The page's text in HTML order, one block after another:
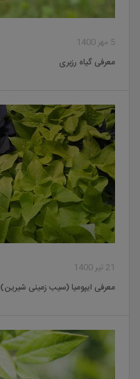
5 مهر 1400
معرفی گیاه رزبری
21 تیر 1400
معرفی ایپومیا (سیب زمینی شیرین)